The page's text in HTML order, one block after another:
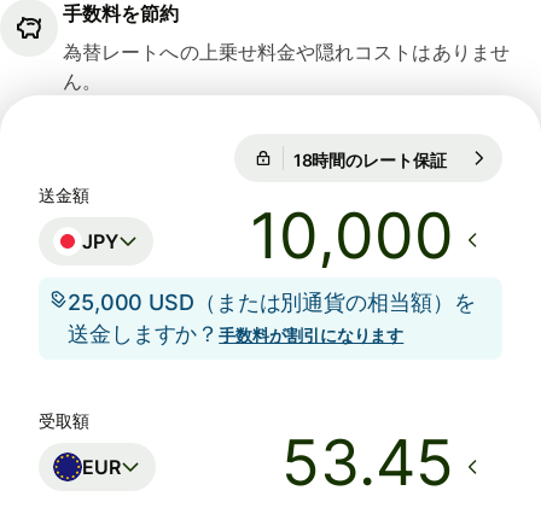
手数料を節約
為替レートへの上乗せ料金や隠れコストはありませ
ん。
18時間のレート保証
送金額
JPY
25,000 USD（または別通貨の相当額）を
送金しますか？手数料が割引になります
受取額
EUR